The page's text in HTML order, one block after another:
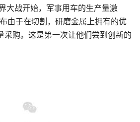
大战开始，军事用车的生产量激
由于在切割，研磨金属上拥有的优
采购。这是第一次让他们尝到创新的